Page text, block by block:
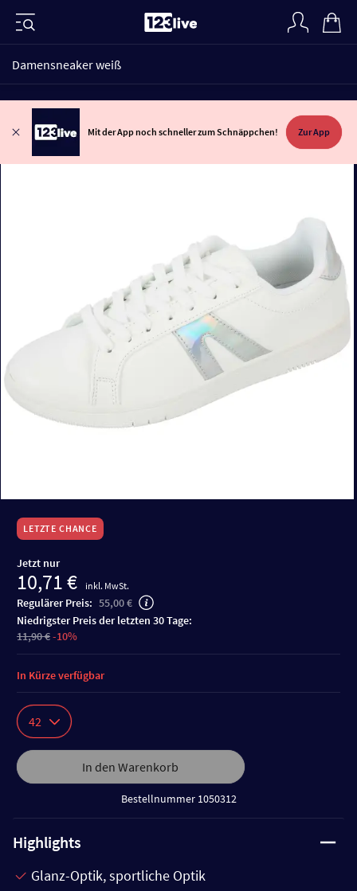
Damensneaker weiß
Mit der App noch schneller zum Schnäppchen! Zur App
LETZTE CHANCE
Jetzt nur
10,71 € inkl. MwSt.
Regulärer Preis: 55,00 €
niedrigster Preis der letzten 30 Tage:
11,90 €-10%
42
In den Warenkorb
Bestellnummer 1050312
In Kürze verfügbar
Highlights
Glanz-Optik, sportliche Optik